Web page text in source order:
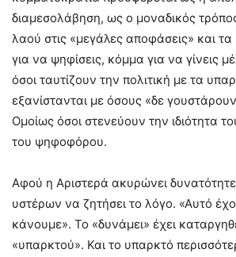
διαμεσολάβηση, ως ο μοναδικός
λαού στις «μεγάλες αποφάσεις» και
για να ψηφίσεις, κόμμα για να γίνεις
όσοι ταυτίζουν την πολιτική με τα
εξανίστανται με όσους «δε
Ομοίως όσοι στενεύουν την ιδιότητα
του ψηφοφόρου.
Αφού η Αριστερά ακυρώνει
υστέρων να ζητήσει το λόγο. «Αυτό
κάνουμε». Το «δυνάμει» έχει
«υπαρκτού». Και το υπαρκτό